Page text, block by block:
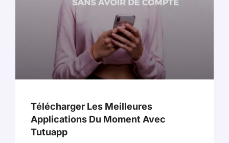
Télécharger Les Meilleures
Applications Du Moment Avec
Tutuapp